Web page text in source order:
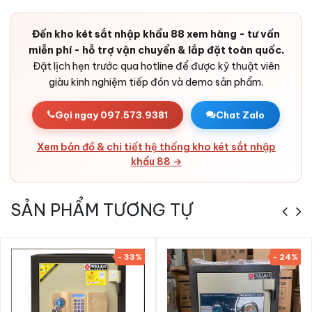
chặn đứng kiểu tấn công thử mã.
Báo động chống cậy phá:Cảm biến rung phát còi báo khi
phát hiện tác động bất thường vào thân két.
Pin dự phòng:Pin chất lượng cao tuổi thọ dài, có cổng
cấp điện ngoài khẩn cấp - không bao giờ bị kẹt cửa do hết
Bản lề ẩn chống cạy:Thiết kế bản lề chìm trong cánh,
không lộ điểm yếu bị cạy phá.
Vỏ thép dày dặn:Thép tấm cao cấp kết hợp bê-tông
lớp sơn cao cấp - phù hợp với phòng khách, phòng ngủ,
văn phòng, khách sạn, cửa hàng, công ty, ngân hàng.
Đến kho két sắt nhập khẩu 88 xem hàng - tư vấn
miễn phí - hỗ trợ vận chuyển & lắp đặt toàn quốc.
Đặt lịch hẹn trước qua hotline để được kỹ thuật viên
giàu kinh nghiệm tiếp đón và demo sản phẩm.
Gọi ngay 097.573.9381 Chat Zalo
Xem bản đồ & chi tiết hệ thống kho két sắt nhập
khẩu 88 →
SẢN PHẨM TƯƠNG TỰ
- 33% - 24%